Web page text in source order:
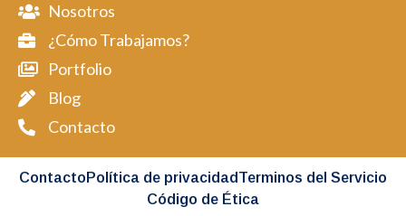
Nosotros
¿Cómo Trabajamos?
Portfolio
Blog
Contacto
Contacto Política de privacidad Terminos del Servicio
Código de Ética